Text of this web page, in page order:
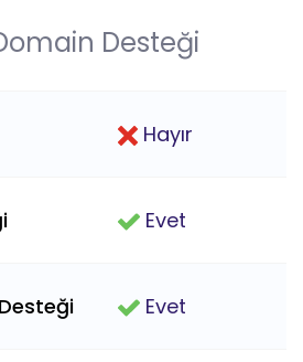
Desteği
Hayır
Evet
Evet